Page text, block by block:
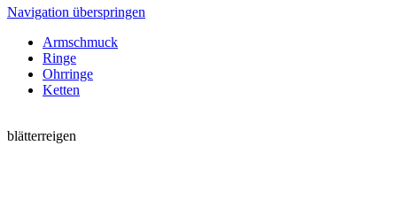
Navigation überspringen
Armschmuck
Ringe
Ohrringe
Ketten
blätterreigen